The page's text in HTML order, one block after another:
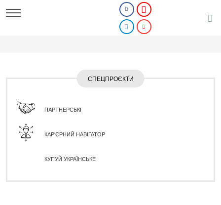
СПЕЦПРОЄКТИ
ПАРТНЕРСЬКІ
КАР'ЄРНИЙ НАВІГАТОР
КУПУЙ УКРАЇНСЬКЕ